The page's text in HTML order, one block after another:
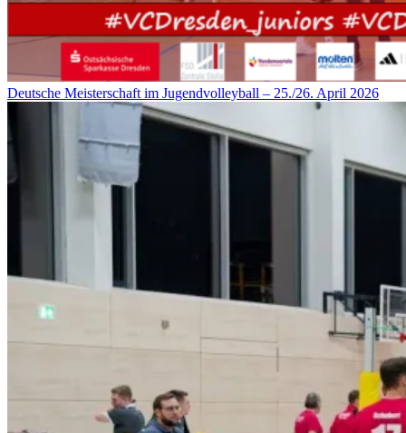
Deutsche Meisterschaft im Jugendvolleyball – 25./26. April 2026